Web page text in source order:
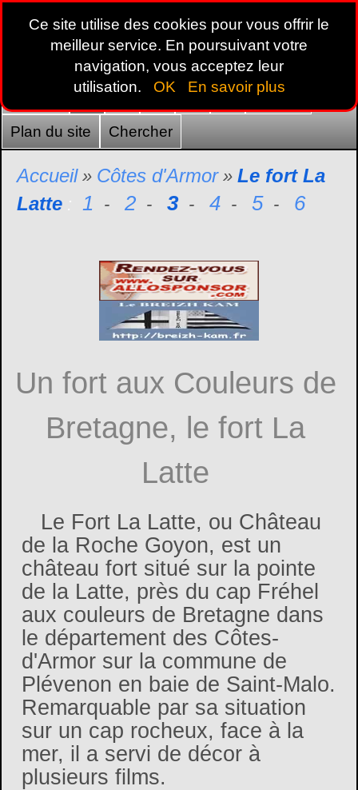
22 29 35 44 56 France
Plan du site Chercher
Accueil» Côtes d'Armor» Le fort La
Latte : 1 - 2 - 3 - 4 - 5 - 6
Un fort aux Couleurs de
Bretagne, le fort La
Latte
Le Fort La Latte, ou Château
de la Roche Goyon, est un
château fort situé sur la pointe
de la Latte, près du cap Fréhel
aux couleurs de Bretagne dans
le département des Côtes-
d'Armor sur la commune de
Plévenon en baie de Saint-Malo.
Remarquable par sa situation
sur un cap rocheux, face à la
mer, il a servi de décor à
plusieurs films.
Ce site utilise des cookies pour vous offrir le
meilleur service. En poursuivant votre
navigation, vous acceptez leur
utilisation.
OK En savoir plus